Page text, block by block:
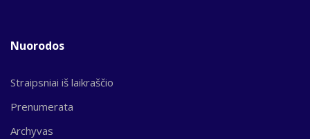
Nuorodos
Straipsniai iš laikraščio
Prenumerata
Archyvas